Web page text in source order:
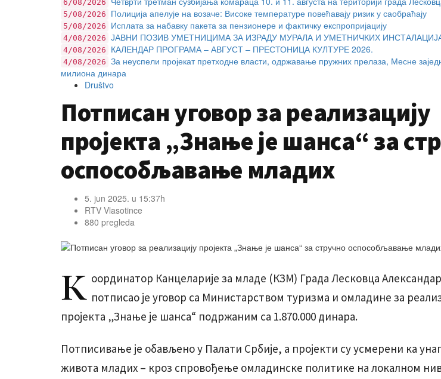
6/08/2026
5/08/2026 Полиција апелује на возаче: Високе температуре повећавају ризик у саобраћају
5/08/2026 Исплата за набавку пакета за пензионере и фактичку експропријацију
4/08/2026 ЈАВНИ ПОЗИВ УМЕТНИЦИМА ЗА ИЗРАДУ МУРАЛА И УМЕТНИЧКИХ
4/08/2026 КАЛЕНДАР ПРОГРАМА – АВГУСТ – ПРЕСТОНИЦА КУЛТУРЕ 2026.
4/08/2026 За неуспели пројекат претходне власти, одржавање пружних прелаза, Месне
милиона динара
Društvo
Потписан уговор за реализацију
пројекта „Знање је шанса“ за
оспособљавање младих
5. jun 2025. u 15:37h
RTV Vlasotince
880 pregleda
К оординатор Канцеларије за младе (КЗМ) Града Лесковца
потписао је уговор са Министарством туризма и омладине за
пројекта „Знање је шанса“ подржаним са 1.870.000 динара.
Потписивање је обављено у Палати Србије, а пројекти су усмерени ка
живота младих – кроз спровођење омладинске политике на локалном